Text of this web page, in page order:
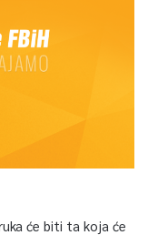
će biti ta koja će